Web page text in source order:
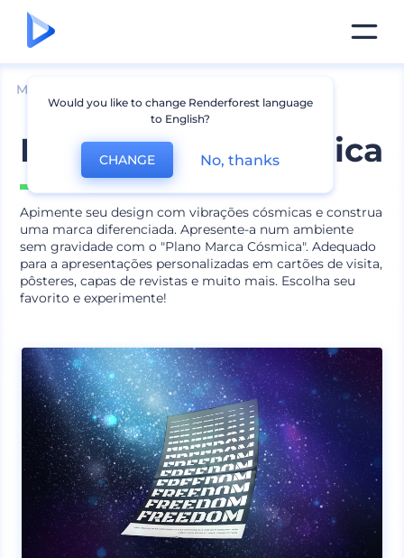
Mockups
Plano marca cósmica
Inclui 14 cenas
Apimente seu design com vibrações cósmicas e construa
uma marca diferenciada. Apresente-a num ambiente
sem gravidade com o "Plano Marca Cósmica". Adequado
para a apresentações personalizadas em cartões de visita,
pôsteres, capas de revistas e muito mais. Escolha seu
favorito e experimente!
Would you like to change Renderforest language
to English?
CHANGE No, thanks